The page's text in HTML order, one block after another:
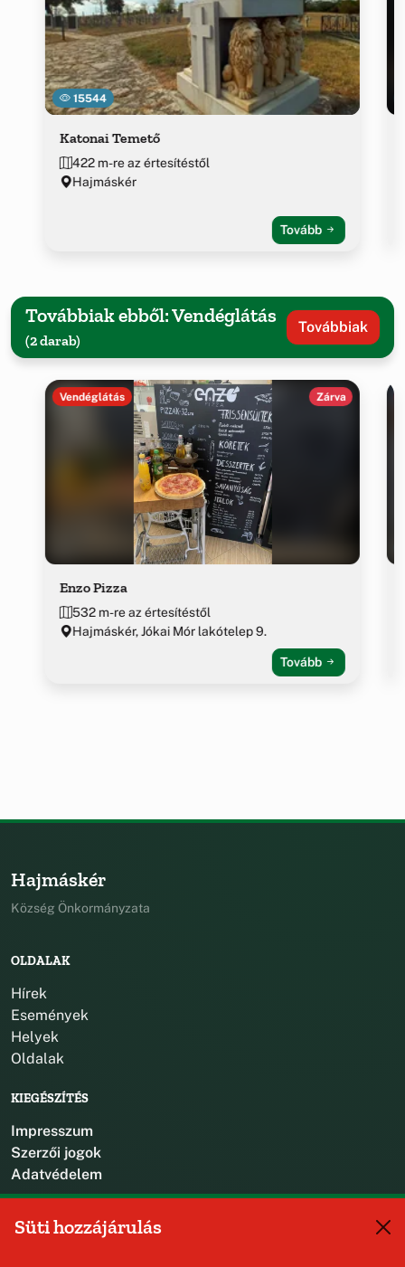
15544
Katonai Temető
422 m-re az értesítéstől
Hajmáskér
Tovább
Továbbiak ebből: Vendéglátás
(2 darab)
Továbbiak
Vendéglátás Zárva
Enzo Pizza
532 m-re az értesítéstől
Hajmáskér, Jókai Mór lakótelep 9.
Tovább
Hajmáskér
Község Önkormányzata
OLDALAK
Hírek
Események
Helyek
Oldalak
KIEGÉSZÍTÉS
Impresszum
Szerzői jogok
Adatvédelem
Süti hozzájárulás